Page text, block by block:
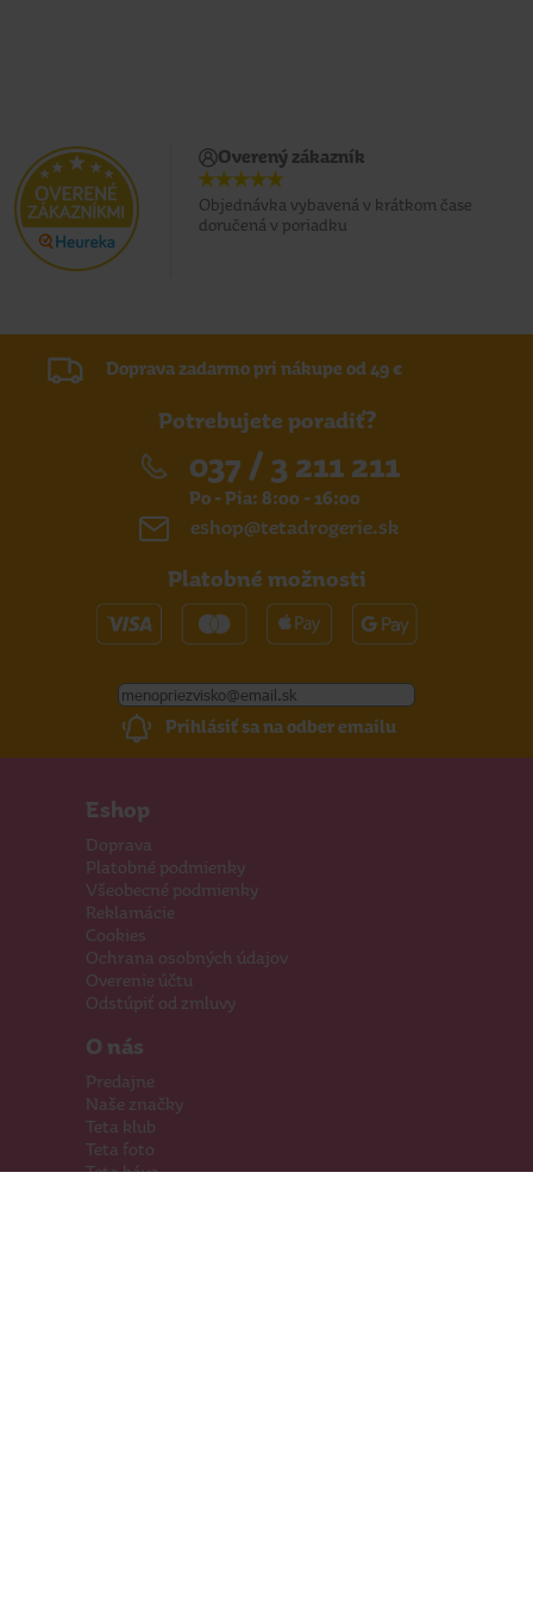
Overený zákazník
Objednávka vybavená v krátkom čase
doručená v poriadku
Doprava zadarmo pri nákupe od 49 €
Potrebujete poradiť?
037 / 3 211 211
Po - Pia: 8:00 - 16:00
eshop@tetadrogerie.sk
Platobné možnosti
Prihlásiť sa na odber emailu
Eshop
Doprava
Platobné podmienky
Všeobecné podmienky
Reklamácie
Cookies
Ochrana osobných údajov
Overenie účtu
Odstúpiť od zmluvy
O nás
Predajne
Naše značky
Teta klub
Teta foto
Teta káva